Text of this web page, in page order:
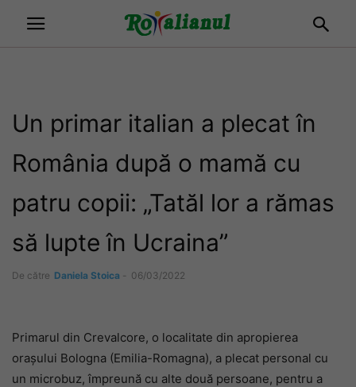
Un primar italian a plecat în
România după o mamă cu
patru copii: „Tatăl lor a rămas
să lupte în Ucraina”
De către Daniela Stoica - 06/03/2022
Primarul din Crevalcore, o localitate din apropierea
orașului Bologna (Emilia-Romagna), a plecat personal cu
un microbuz, împreună cu alte două persoane, pentru a